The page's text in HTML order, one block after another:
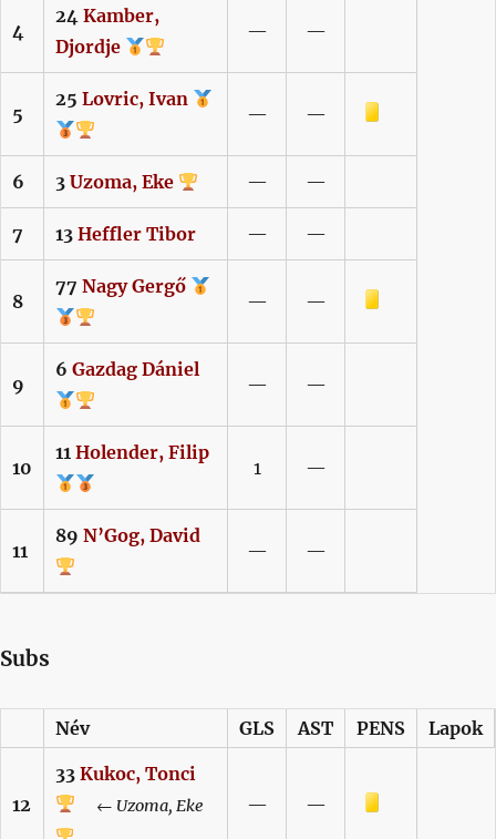
4
24 Kamber,
Djordje
— —
5
25 Lovric, Ivan
— —
Sárga lap
6 3 Uzoma, Eke — —
7 13 Heffler Tibor — —
8
77 Nagy Gergő
— —
Sárga lap
9
6 Gazdag Dániel
— —
10
11 Holender, Filip
1 —
11
89 N’Gog, David
— —
Subs
Név GLS AST PENS Lapok
12
33 Kukoc, Tonci
← Uzoma, Eke — —
Sárga lap